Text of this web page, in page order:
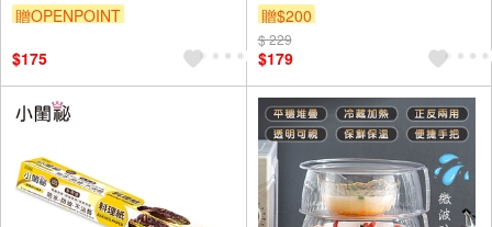
贈OPENPOINT
$175
贈$200
$ 229
$179